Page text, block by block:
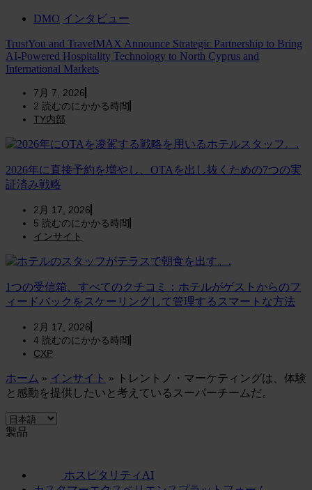
DMO インタビュー
TrustYou and TravelMAX Announce Strategic Partnership to Bring
AI-Powered Hospitality Technology to North Cyprus and
International Markets
7月 7, 2026
2 読むのにかかる時間
TY内部
2026年に直接予約を増やし、OTAを出し抜くための7つの実
証済み戦略
2月 17, 2026
5 読むのにかかる時間
インサイト
1つの受信箱、すべてのクチコミ：ホテルがゲストからのフ
ィードバックをスケーリングして管理するスマートな方法
2月 17, 2026
4 読むのにかかる時間
CXP
ホーム » インサイト »
トレントノ・マーケティングは、体験
と感動を提供したいと考えているスーパーチームだ。
製品
ホスピタリティAI